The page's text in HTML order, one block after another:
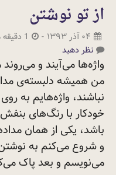
از تو نوشتن
۰۴ آذر ۱۳۹۳ -
1 دقیقه مطالعه
نظر دهید
واژه‌ها می‌آیند و
من همیشه دلبسته‌ی
نباشند، واژه‌هایم به
خودکار با رنگ‌های
باشد، یکی از همان
و شروع می‌کنم به
می‌نویسم و بعد پاک